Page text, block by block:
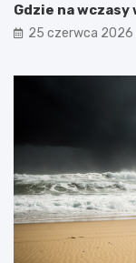
Gdzie na
25 czerwca 2026